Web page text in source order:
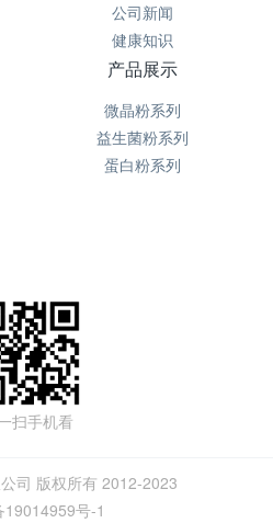
公司新闻
健康知识
产品展示
微晶粉系列
益生菌粉系列
蛋白粉系列
扫手机看
司 版权所有 2012-2023
19014959号-1